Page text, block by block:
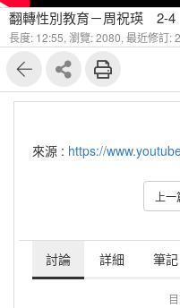
翻轉性別教育－周祝瑛 2-
長度: 12:55, 瀏覽: 2080, 最近修訂:
來源 : https://
上
討論 詳細 筆記